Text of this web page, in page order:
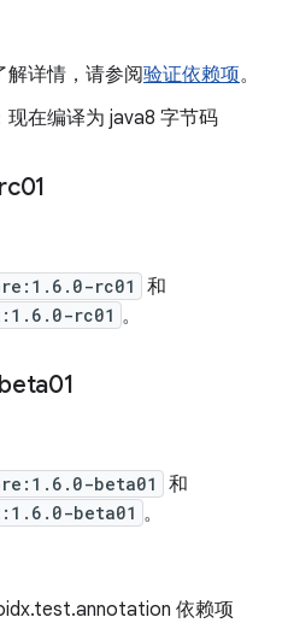
解详情，请参阅验证依赖项。
在编译为 java8 字节码
rc01 和
rc01 。
beta01 和
beta01 。
依赖项